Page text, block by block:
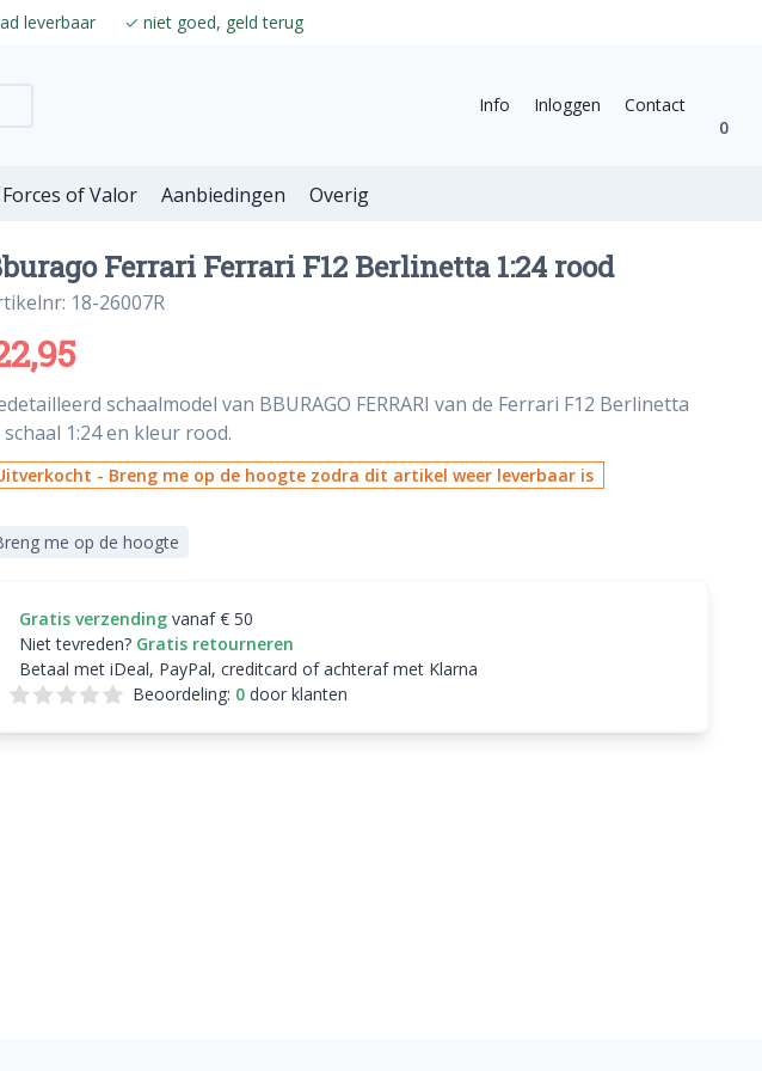
leverbaar ✓ niet goed, geld terug
Info Inloggen
Contact
0
Forces of Valor Aanbiedingen Overig
Ferrari Ferrari F12 Berlinetta 1:24 rood
18-26007R
schaalmodel van BBURAGO FERRARI van de Ferrari F12 Berlinetta
schaal 1:24 en kleur rood.
- Breng me op de hoogte zodra dit artikel weer leverbaar is
me op de hoogte
Gratis verzending vanaf € 50
Niet tevreden? Gratis retourneren
Betaal met iDeal, PayPal, creditcard of achteraf met Klarna
Beoordeling: 0door klanten